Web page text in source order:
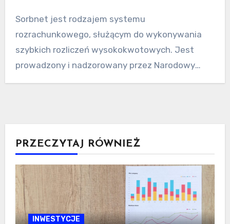
Sorbnet jest rodzajem systemu
rozrachunkowego, służącym do wykonywania
szybkich rozliczeń wysokokwotowych. Jest
prowadzony i nadzorowany przez Narodowy
PRZECZYTAJ RÓWNIEŻ
INWESTYCJE